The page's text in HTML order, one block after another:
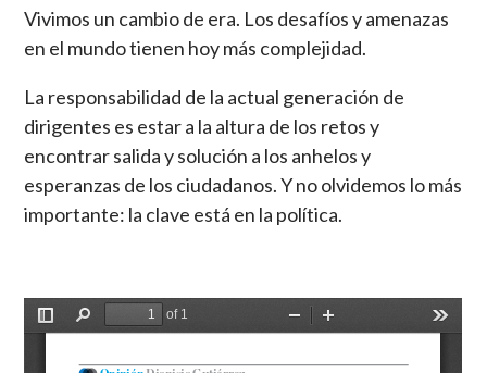
Vivimos un cambio de era. Los desafíos y amenazas
en el mundo tienen hoy más complejidad.
La responsabilidad de la actual generación de
dirigentes es estar a la altura de los retos y
encontrar salida y solución a los anhelos y
esperanzas de los ciudadanos. Y no olvidemos lo más
importante: la clave está en la política.
Document